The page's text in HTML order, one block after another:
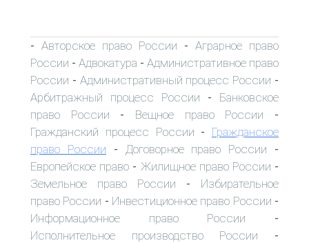
- Авторское право России - Аграрное право
России - Адвокатура - Административное право
России - Административный процесс России -
Арбитражный процесс России - Банковское
право России - Вещное право России -
Гражданский процесс России - Гражданское
право России - Договорное право России -
Европейское право - Жилищное право России -
Земельное право России - Избирательное
право России - Инвестиционное право России -
Информационное право России -
Исполнительное производство России -